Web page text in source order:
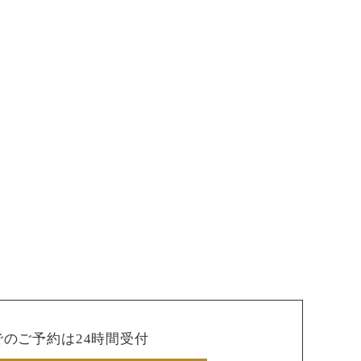
のご予約は24時間受付